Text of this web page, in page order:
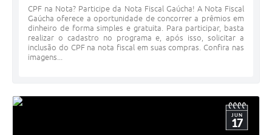
CPF na Nota? Participe da Nota Fiscal Gaúcha! A Nota Fiscal
Gaúcha oferece a oportunidade de concorrer a prêmios em
dinheiro de forma simples e gratuita. Para participar, basta
realizar o cadastro no programa e, após isso, solicitar a
inclusão do CPF na nota fiscal em suas compras. Confira nas
imagens...
JUN
17